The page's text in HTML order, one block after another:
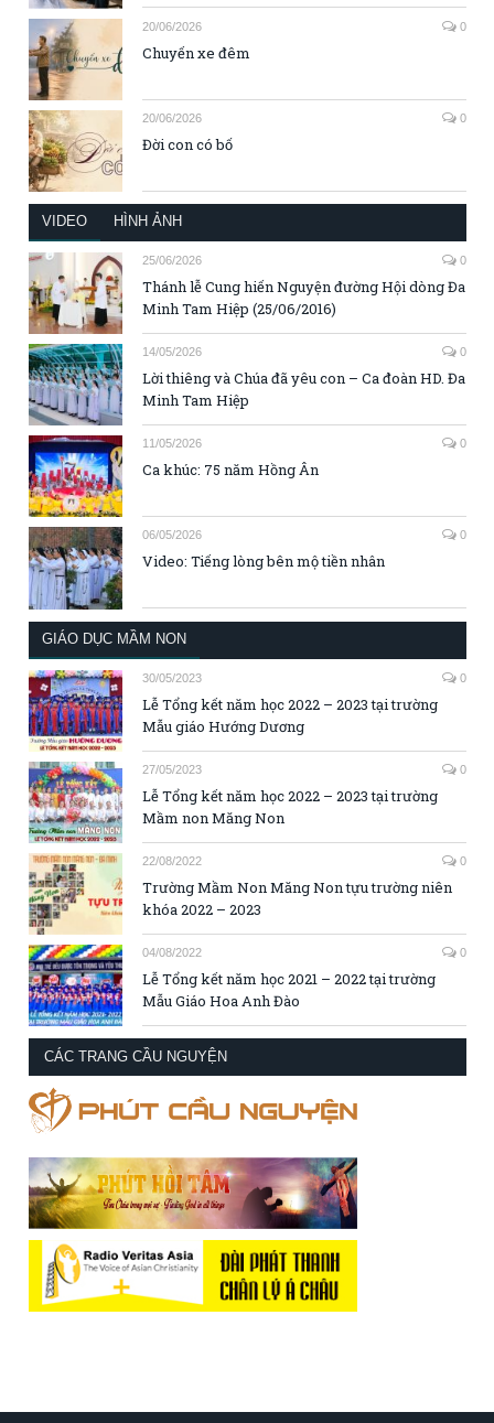
20/06/2026 0
Chuyến xe đêm
20/06/2026 0
Đời con có bố
VIDEO HÌNH ẢNH
25/06/2026 0
Thánh lễ Cung hiến Nguyện đường Hội dòng Đa
Minh Tam Hiệp (25/06/2016)
14/05/2026 0
Lời thiêng và Chúa đã yêu con – Ca đoàn HD. Đa
Minh Tam Hiệp
11/05/2026 0
Ca khúc: 75 năm Hồng Ân
06/05/2026 0
Video: Tiếng lòng bên mộ tiền nhân
GIÁO DỤC MẦM NON
30/05/2023 0
Lễ Tổng kết năm học 2022 – 2023 tại trường
Mẫu giáo Hướng Dương
27/05/2023 0
Lễ Tổng kết năm học 2022 – 2023 tại trường
Mầm non Măng Non
22/08/2022 0
Trường Mầm Non Măng Non tựu trường niên
khóa 2022 – 2023
04/08/2022 0
Lễ Tổng kết năm học 2021 – 2022 tại trường
Mẫu Giáo Hoa Anh Đào
CÁC TRANG CẦU NGUYỆN